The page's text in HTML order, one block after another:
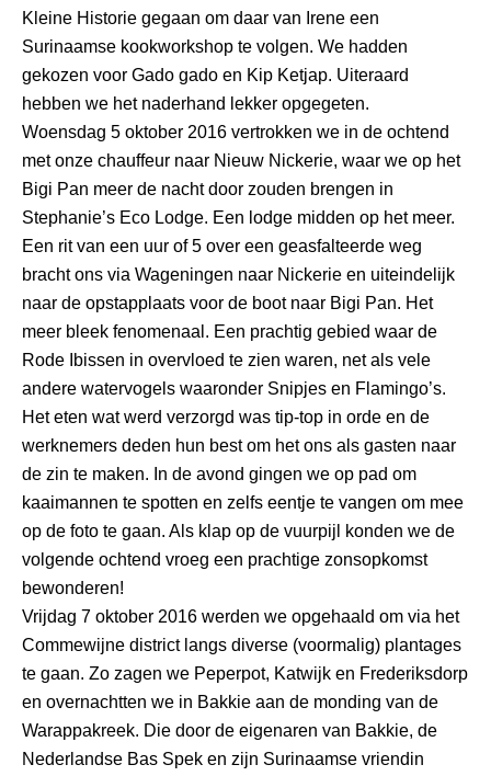
Kleine Historie gegaan om daar van Irene een
Surinaamse kookworkshop te volgen. We hadden
gekozen voor Gado gado en Kip Ketjap. Uiteraard
hebben we het naderhand lekker opgegeten.
Woensdag 5 oktober 2016 vertrokken we in de ochtend
met onze chauffeur naar Nieuw Nickerie, waar we op het
Bigi Pan meer de nacht door zouden brengen in
Stephanie’s Eco Lodge. Een lodge midden op het meer.
Een rit van een uur of 5 over een geasfalteerde weg
bracht ons via Wageningen naar Nickerie en uiteindelijk
naar de opstapplaats voor de boot naar Bigi Pan. Het
meer bleek fenomenaal. Een prachtig gebied waar de
Rode Ibissen in overvloed te zien waren, net als vele
andere watervogels waaronder Snipjes en Flamingo’s.
Het eten wat werd verzorgd was tip-top in orde en de
werknemers deden hun best om het ons als gasten naar
de zin te maken. In de avond gingen we op pad om
kaaimannen te spotten en zelfs eentje te vangen om mee
op de foto te gaan. Als klap op de vuurpijl konden we de
volgende ochtend vroeg een prachtige zonsopkomst
bewonderen!
Vrijdag 7 oktober 2016 werden we opgehaald om via het
Commewijne district langs diverse (voormalig) plantages
te gaan. Zo zagen we Peperpot, Katwijk en Frederiksdorp
en overnachtten we in Bakkie aan de monding van de
Warappakreek. Die door de eigenaren van Bakkie, de
Nederlandse Bas Spek en zijn Surinaamse vriendin